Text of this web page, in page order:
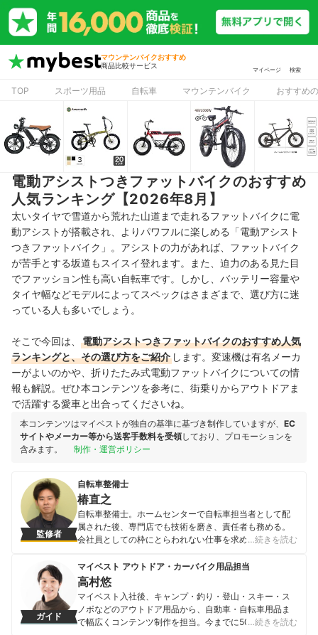
マウンテンバイクおすすめ
商品比較サービス
マイページ 検索
TOP スポーツ用品 自転車 マウンテンバイク おすすめ
電動アシストつきファットバイクのおすすめ
人気ランキング【2026年8月】
太いタイヤで雪道から荒れた山道まで走れるファットバイクに電
動アシストが搭載され、よりパワフルに楽しめる「電動アシスト
つきファットバイク」。アシストの力があれば、ファットバイク
が苦手とする坂道もスイスイ登れます。また、迫力のある見た目
でファッション性も高い自転車です。しかし、バッテリー容量や
タイヤ幅などモデルによってスペックはさまざまで、選び方に迷
っている人も多いでしょう。
そこで今回は、
電動アシストつきファットバイクのおすすめ人気
ランキングと、その選び方をご紹介 します。変速機は有名メーカ
ーがよいのかや、折りたたみ式電動ファットバイクについての情
報も解説。ぜひ本コンテンツを参考に、街乗りからアウトドアま
で活躍する愛車と出合ってくださいね。
本コンテンツはマイベストが独自の基準に基づき制作していますが、 EC
サイトやメーカー等から送客手数料を受領しており、プロモーションを
含みます。
制作・運営ポリシー
監修者
自転車整備士
椿直之
自転車整備士。ホームセンターで自転車担当者として配
属された後、専門店でも技術を磨き、責任者も務める。
会社員としての枠にとらわれない仕事を求め、2017年に
車文化を担う。大学での点検会・不要自転車の無料回
収・回収修理した中古車を販売するなど、自転車にかか
わるさまざまな仕事で地域に貢献。その一方で、個人店
の減少・業界の高齢化に注目し、さらなる後進の育成・
教育に目を向け、2020年セミナー講師としても活動を開
始。自転車安全整備士、自転車技士の資格試験対策の講
…続きを読む
ガイド
マイベスト アウトドア・カーバイク用品担当
高村悠
マイベスト入社後、キャンプ・釣り・登山・スキー・ス
ノボなどのアウトドア用品から、自動車・自転車用品ま
で幅広くコンテンツ制作を担当。今までに500以上の商
…続きを読む